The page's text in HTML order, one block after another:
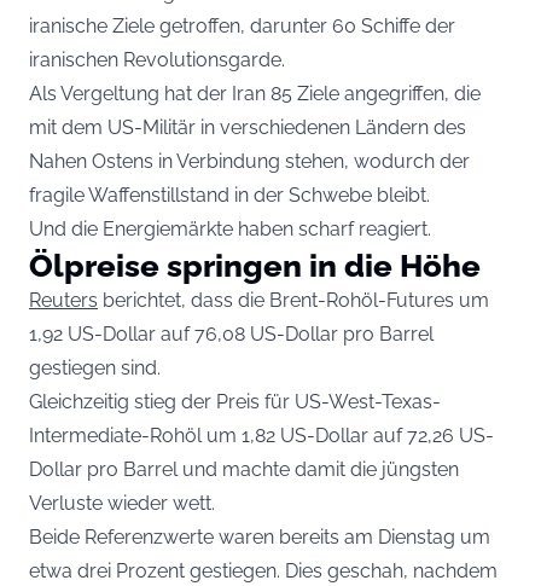
iranische Ziele getroffen, darunter 60 Schiffe der
iranischen Revolutionsgarde.
Als Vergeltung hat der Iran 85 Ziele angegriffen, die
mit dem US-Militär in verschiedenen Ländern des
Nahen Ostens in Verbindung stehen, wodurch der
fragile Waffenstillstand in der Schwebe bleibt.
Und die Energiemärkte haben scharf reagiert.
Ölpreise springen in die Höhe
Reuters berichtet, dass die Brent-Rohöl-Futures um
1,92 US-Dollar auf 76,08 US-Dollar pro Barrel
gestiegen sind.
Gleichzeitig stieg der Preis für US-West-Texas-
Intermediate-Rohöl um 1,82 US-Dollar auf 72,26 US-
Dollar pro Barrel und machte damit die jüngsten
Verluste wieder wett.
Beide Referenzwerte waren bereits am Dienstag um
etwa drei Prozent gestiegen. Dies geschah, nachdem